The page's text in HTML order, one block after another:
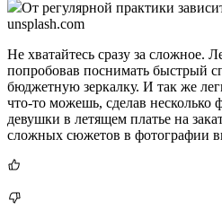
От регулярной практики
unsplash.com
Не хватайтесь сразу за сложное.
попробовав поснимать быстрый
бюджетную зеркалку. И так же
что-то можешь, сделав несколько
девушки в летящем платье на
сложных сюжетов в фотографии